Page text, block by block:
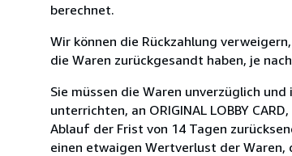
berechnet.
Wir können die Rückzahlung
die Waren zurückgesandt haben, je
Sie müssen die Waren unverzüglich
unterrichten, an ORIGINAL LOBBY
Ablauf der Frist von 14 Tagen
einen etwaigen Wertverlust der